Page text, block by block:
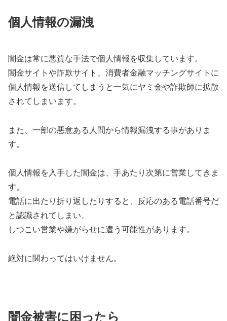
個人情報の漏洩
闇金は常に悪質な手法で個人情報を収集しています。
闇金サイトや詐欺サイト、消費者金融マッチングサイトに
個人情報を送信してしまうと一気にヤミ金や詐欺師に拡散
されてしまいます。
また、一部の悪意ある人間から情報漏洩する事がありま
す。
個人情報を入手した闇金は、手あたり次第に営業してきま
す。
電話に出たり折り返したりすると、反応のある電話番号だ
と認識されてしまい、
しつこい営業や嫌がらせに遭う可能性があります。
絶対に関わってはいけません。
闇金被害に困ったら